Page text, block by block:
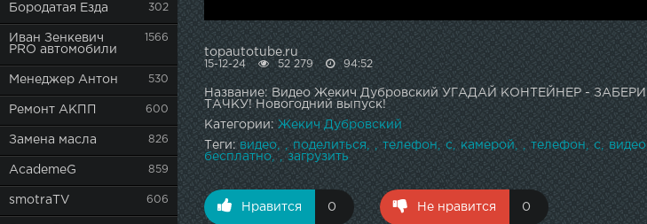
Бородатая Езда 302
Иван Зенкевич
PRO автомобили
1566
Менеджер Антон 530
Ремонт АКПП 600
Замена масла 826
AcademeG 859
smotraTV 606
topautotube.ru
15-12-24 52 279 94:52
Название: Видео Жекич Дубровский УГАДАЙ КОНТЕЙНЕР - ЗАБЕРИ
ТАЧКУ! Новогодний выпуск!
Категории:Жекич Дубровский
Теги: видео поделиться телефон с камерой телефон с
видео
бесплатно
загрузить
Нравится 0 Не нравится 0